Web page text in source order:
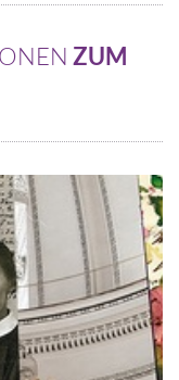
ZUM